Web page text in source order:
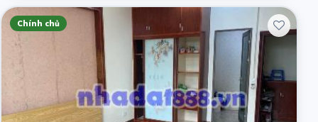
Chính chủ